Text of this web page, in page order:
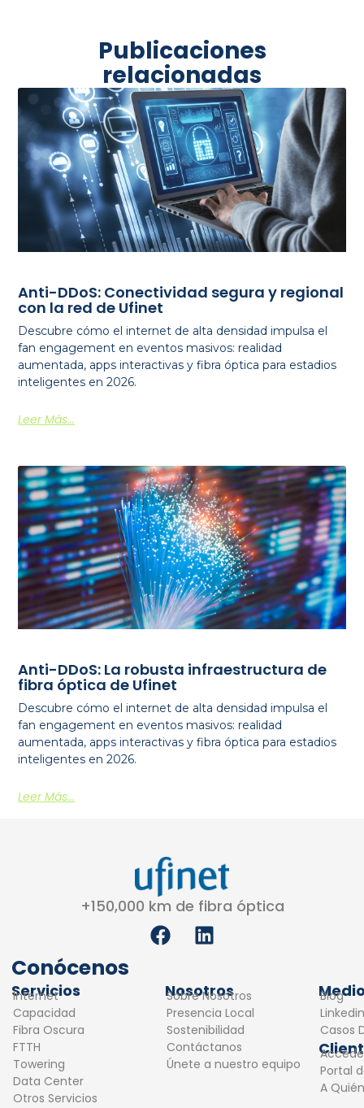
Publicaciones
relacionadas
Anti-DDoS: Conectividad segura y regional
con la red de Ufinet
Descubre cómo el internet de alta densidad impulsa el
fan engagement en eventos masivos: realidad
aumentada, apps interactivas y fibra óptica para estadios
inteligentes en 2026.
Leer Más...
Anti-DDoS: La robusta infraestructura de
fibra óptica de Ufinet
Descubre cómo el internet de alta densidad impulsa el
fan engagement en eventos masivos: realidad
aumentada, apps interactivas y fibra óptica para estadios
inteligentes en 2026.
Leer Más...
+150,000 km de fibra óptica
F
a
e
b
o
o
k
L
i
k
e
d
i
n
Conócenos
Servicios
Internet
Capacidad
Fibra Oscura
FTTH
Towering
Data Center
Otros Servicios
Nosotros
Sobre Nosotros
Presencia Local
Sostenibilidad
Contáctanos
Únete a nuestro equipo
Blog
Linkedin
Casos
Portal
A